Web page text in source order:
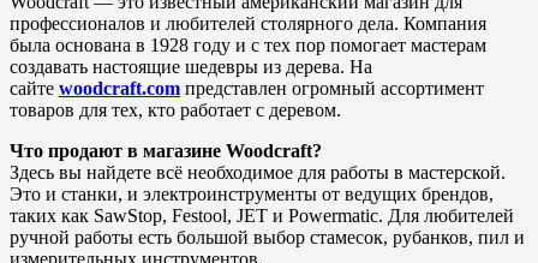
профессионалов и любителей столярного дела. Компания
была основана в 1928 году и с тех пор помогает мастерам
создавать настоящие шедевры из дерева. На
сайте woodcraft.com представлен огромный ассортимент
товаров для тех, кто работает с деревом.
Что продают в магазине Woodcraft?
Здесь вы найдете всё необходимое для работы в мастерской.
Это и станки, и электроинструменты от ведущих брендов,
таких как SawStop, Festool, JET и Powermatic. Для любителей
ручной работы есть большой выбор стамесок, рубанков, пил и